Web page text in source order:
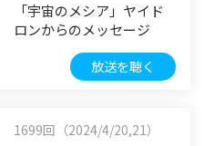
「宇宙のメシア」ヤイド
ロンからのメッセージ
放送を聴く
1699回（2024/4/20,21）